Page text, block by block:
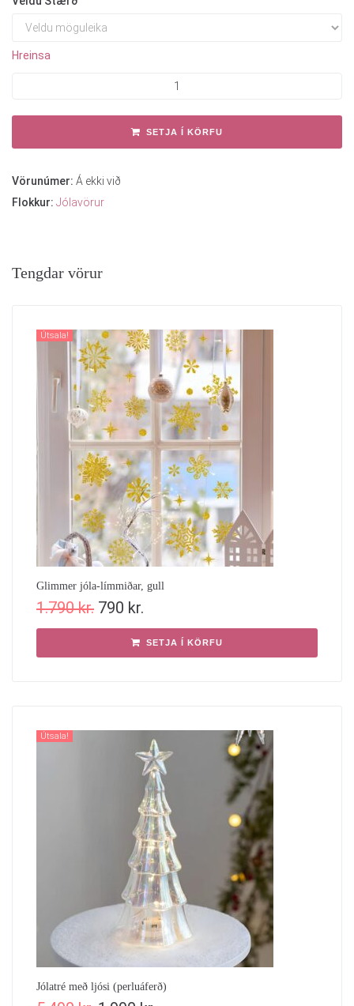
Hreinsa
SETJA Í KÖRFU
Vörunúmer: Á ekki við
Flokkur: Jólavörur
Tengdar vörur
Útsala!
Glimmer jóla-límmiðar, gull
1.790kr. 790 kr.
SETJA Í KÖRFU
Útsala!
Jólatré með ljósi (perluáferð)